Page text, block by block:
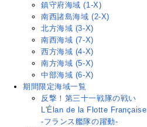
鎮守府海域 (1-X)
南西諸島海域 (2-X)
北方海域 (3-X)
南西海域 (7-X)
西方海域 (4-X)
南方海域 (5-X)
中部海域 (6-X)
期間限定海域一覧
反撃！第三十一戦隊の戦い
L'Élan de la Flotte Française
-フランス艦隊の躍動-